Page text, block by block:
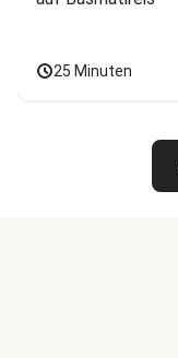
25 Minuten